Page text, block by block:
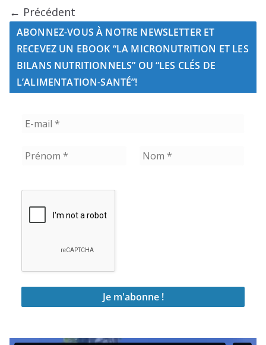
← Précédent
ABONNEZ-VOUS À NOTRE NEWSLETTER ET
RECEVEZ UN EBOOK “LA MICRONUTRITION ET LES
BILANS NUTRITIONNELS” OU “LES CLÉS DE
L’ALIMENTATION-SANTÉ”!